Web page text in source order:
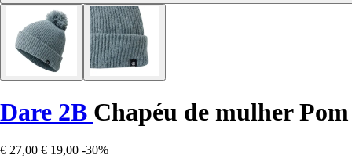
Dare 2B Chapéu de mulher Pom
€ 27,00 € 19,00 -30%